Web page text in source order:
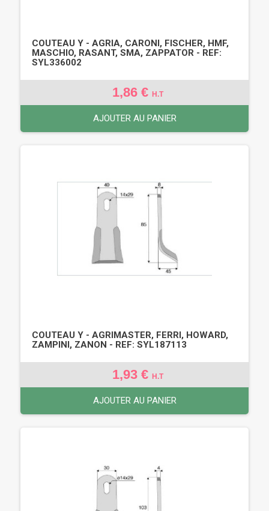
COUTEAU Y - AGRIA, CARONI, FISCHER, HMF,
MASCHIO, RASANT, SMA, ZAPPATOR - REF:
SYL336002
1,86 € H.T
AJOUTER AU PANIER
COUTEAU Y - AGRIMASTER, FERRI, HOWARD,
ZAMPINI, ZANON - REF: SYL187113
1,93 € H.T
AJOUTER AU PANIER